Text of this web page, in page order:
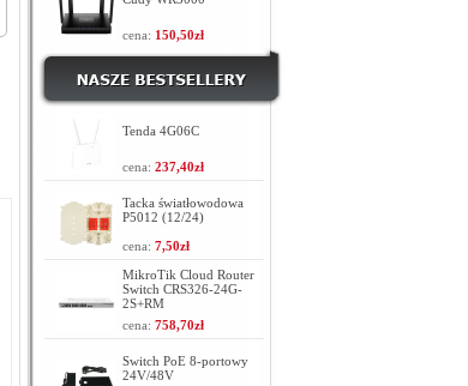
cena: 150,50zł
Tenda 4G06C
cena: 237,40zł
Tacka światłowodowa
P5012 (12/24)
cena: 7,50zł
MikroTik Cloud Router
Switch CRS326-24G-
2S+RM
cena: 758,70zł
Switch PoE 8-portowy
24V/48V